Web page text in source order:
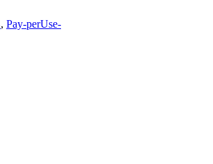
, Pay-perUse-